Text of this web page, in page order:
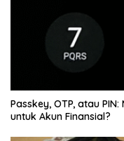
Passkey, OTP, atau
untuk Akun Finansial?